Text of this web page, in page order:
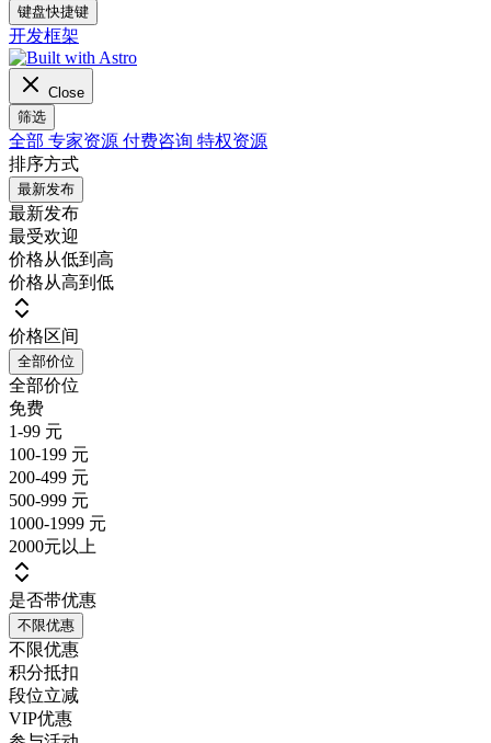
键盘快捷键
开发框架
Close
筛选
全部 专家资源 付费咨询 特权资源
排序方式
最新发布
最新发布
最受欢迎
价格从低到高
价格从高到低
价格区间
全部价位
全部价位
免费
1-99 元
100-199 元
200-499 元
500-999 元
1000-1999 元
2000元以上
是否带优惠
不限优惠
不限优惠
积分抵扣
段位立减
VIP优惠